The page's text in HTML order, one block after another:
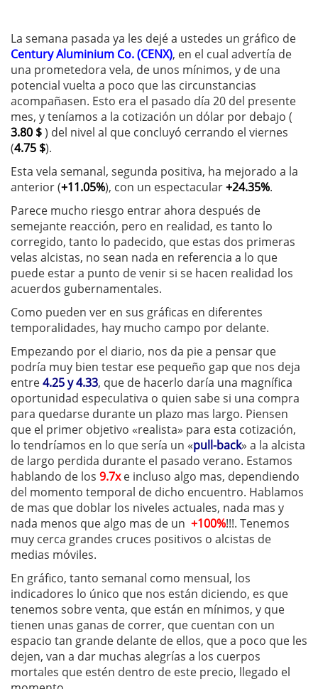
La semana pasada ya les dejé a ustedes un gráfico de
Century Aluminium Co. (CENX), en el cual advertía de
una prometedora vela, de unos mínimos, y de una
potencial vuelta a poco que las circunstancias
acompañasen. Esto era el pasado día 20 del presente
mes, y teníamos a la cotización un dólar por debajo (
3.80 $) del nivel al que concluyó cerrando el viernes
(4.75 $).
Esta vela semanal, segunda positiva, ha mejorado a la
anterior (+11.05%), con un espectacular+24.35%.
Parece mucho riesgo entrar ahora después de
semejante reacción, pero en realidad, es tanto lo
corregido, tanto lo padecido, que estas dos primeras
velas alcistas, no sean nada en referencia a lo que
puede estar a punto de venir si se hacen realidad los
acuerdos gubernamentales.
Como pueden ver en sus gráficas en diferentes
temporalidades, hay mucho campo por delante.
Empezando por el diario, nos da pie a pensar que
podría muy bien testar ese pequeño gap que nos deja
entre4.25 y 4.33, que de hacerlo daría una magnífica
oportunidad especulativa o quien sabe si una compra
para quedarse durante un plazo mas largo. Piensen
que el primer objetivo «realista» para esta cotización,
lo tendríamos en lo que sería un «pull-back» a la alcista
de largo perdida durante el pasado verano. Estamos
hablando de los 9.7x e incluso algo mas, dependiendo
del momento temporal de dicho encuentro. Hablamos
de mas que doblar los niveles actuales, nada mas y
nada menos que algo mas de un +100%!!!. Tenemos
muy cerca grandes cruces positivos o alcistas de
medias móviles.
En gráfico, tanto semanal como mensual, los
indicadores lo único que nos están diciendo, es que
tenemos sobre venta, que están en mínimos, y que
tienen unas ganas de correr, que cuentan con un
espacio tan grande delante de ellos, que a poco que les
dejen, van a dar muchas alegrías a los cuerpos
mortales que estén dentro de este precio, llegado el